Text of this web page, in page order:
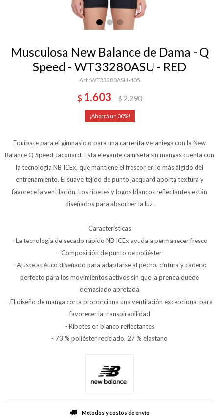
Musculosa New Balance de Dama - Q
Speed - WT33280ASU - RED
WT33280ASU-405
$ 1.603 $2.290
30
Equípate para el gimnasio o para una carrerita veraniega con la New
Balance Q Speed Jacquard. Esta elegante camiseta sin mangas cuenta con
la tecnología NB ICEx, que mantiene el frescor en lo más álgido del
entrenamiento. El suave tejido de punto jacquard aporta textura y
favorece la ventilación. Los ribetes y logos blancos reflectantes están
diseñados para absorber la luz.
Características
- La tecnología de secado rápido NB ICEx ayuda a permanecer fresco
- Composición de punto de poliéster
- Ajuste atlético diseñado para adaptarse al pecho, cintura y cadera:
perfecto para los movimientos activos sin que la prenda quede
demasiado apretada
- El diseño de manga corta proporciona una ventilación excepcional para
favorecer la transpirabilidad
- Ribetes en blanco reflectantes
- 73 % poliéster reciclado, 27 % elastano
Métodos y costos de envío